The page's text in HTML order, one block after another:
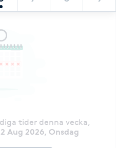
tider denna vecka,
Aug 2026, Onsdag